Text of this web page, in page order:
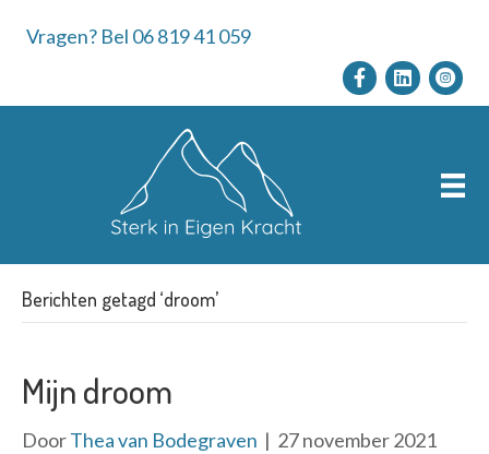
Vragen? Bel 06 819 41 059
Berichten getagd ‘droom’
Mijn droom
DoorThea van Bodegraven | 27 november 2021